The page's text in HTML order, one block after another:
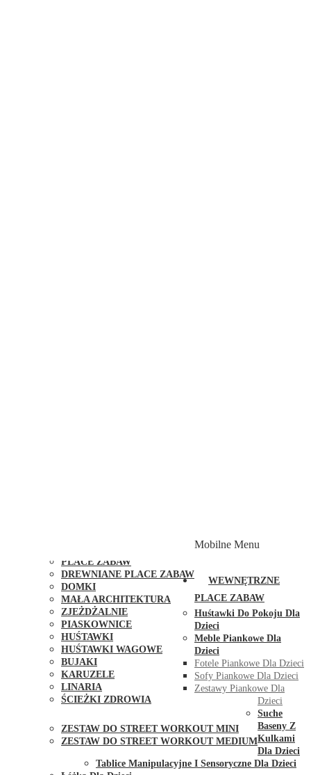
PLACE ZABAW
DREWNIANE PLACE ZABAW
DOMKI
MAŁA ARCHITEKTURA
ZJEŻDŻALNIE
PIASKOWNICE
HUŚTAWKI
HUŚTAWKI WAGOWE
BUJAKI
KARUZELE
LINARIA
ŚCIEŻKI ZDROWIA
ZESTAW DO STREET WORKOUT MINI
ZESTAW DO STREET WORKOUT MEDIUM
Mobilne Menu
WEWNĘTRZNE
PLACE ZABAW
Huśtawki Do Pokoju Dla
Dzieci
Meble Piankowe Dla
Dzieci
Fotele Piankowe Dla Dzieci
Sofy Piankowe Dla Dzieci
Zestawy Piankowe Dla
Dzieci
Suche
Baseny Z
Kulkami
Dla Dzieci
Tablice Manipulacyjne I Sensoryczne Dla Dzieci